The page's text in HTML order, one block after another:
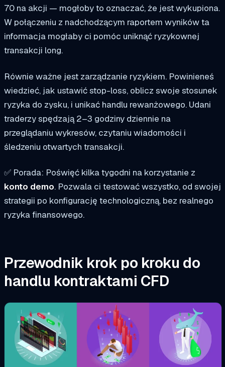
70 na akcji — mogłoby to oznaczać, że jest wykupiona.
W połączeniu z nadchodzącym raportem wyników ta
informacja mogłaby ci pomóc uniknąć ryzykownej
transakcji long.
Równie ważne jest zarządzanie ryzykiem. Powinieneś
wiedzieć, jak ustawićstop-loss, oblicz swoje stosunek
ryzyka do zysku, i unikać handlu rewanżowego. Udani
traderzy spędzają 2–3 godziny dziennie na
przeglądaniu wykresów, czytaniu wiadomości i
śledzeniu otwartych transakcji.
✅ Porada: Poświęć kilka tygodni na korzystanie z
konto demo. Pozwala ci testować wszystko, od swojej
strategii po konfigurację technologiczną, bez realnego
ryzyka finansowego.
Przewodnik krok po kroku do
handlu kontraktami CFD